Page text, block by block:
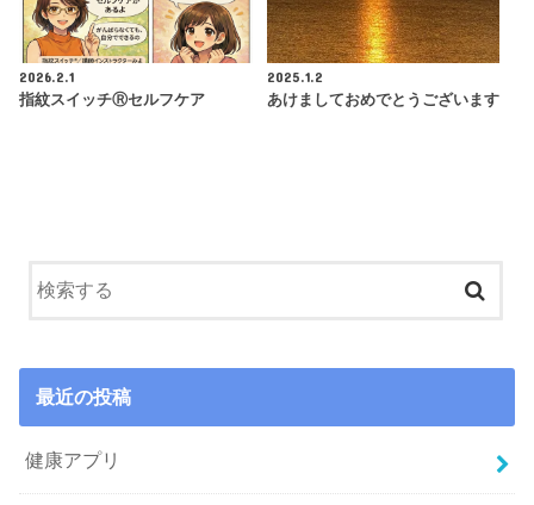
2026.2.1
指紋スイッチⓇセルフケア
2025.1.2
あけましておめでとうございます
最近の投稿
健康アプリ